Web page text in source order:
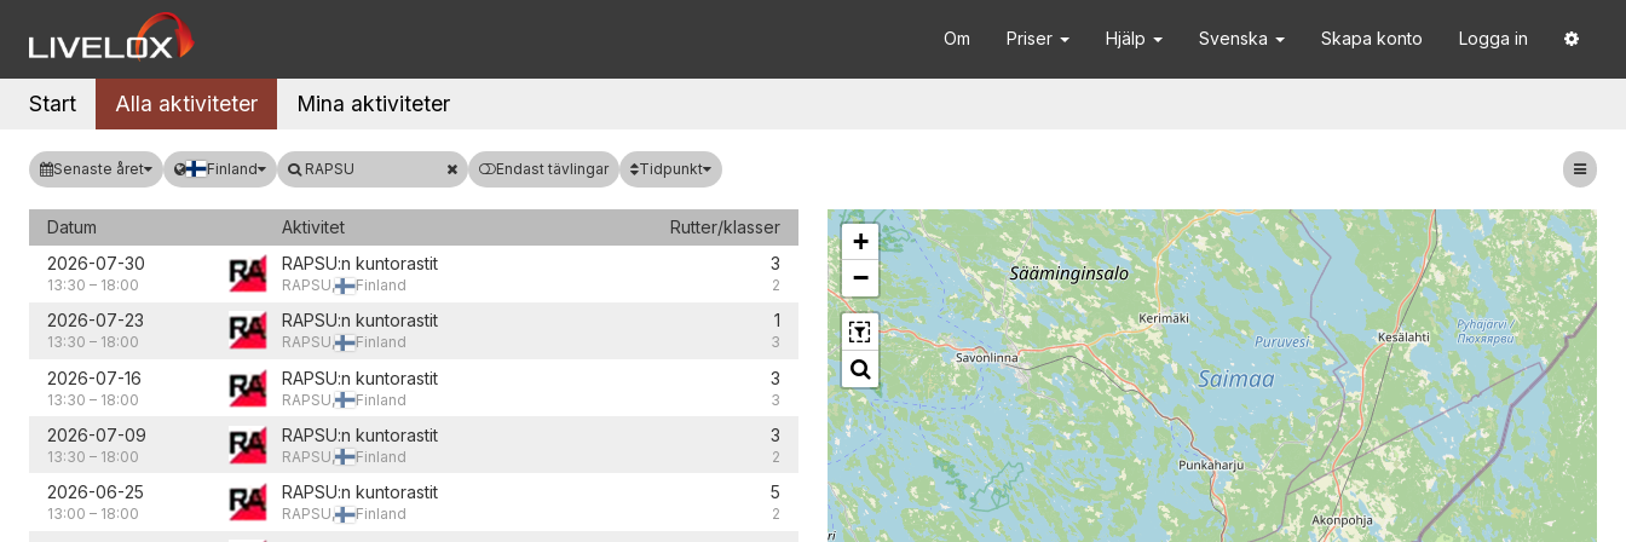
Om Priser Hjälp Svenska Skapa konto Logga in
Start Alla aktiviteter Mina aktiviteter
Senaste året Finland RAPSU Endast tävlingar Tidpunkt
Datum Aktivitet
Rutter/klasser
2026-07-30
13:30 – 18:00
RAPSU:n kuntorastit
RAPSU, Finland
3
2
2026-07-23
13:30 – 18:00
RAPSU:n kuntorastit
RAPSU, Finland
1
3
2026-07-16
13:30 – 18:00
RAPSU:n kuntorastit
RAPSU, Finland
3
3
2026-07-09
13:30 – 18:00
RAPSU:n kuntorastit
RAPSU, Finland
3
2
2026-06-25
13:00 – 18:00
RAPSU:n kuntorastit
RAPSU, Finland
5
2
+
−